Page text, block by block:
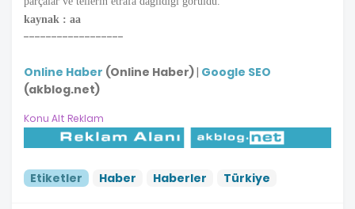
kaynak : aa
------------------
Online Haber (Online Haber)| Google SEO
(akblog.net)
Konu Alt Reklam
Etiketler Haber Haberler Türkiye